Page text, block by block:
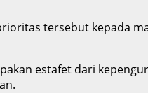
tersebut kepada
estafet dari